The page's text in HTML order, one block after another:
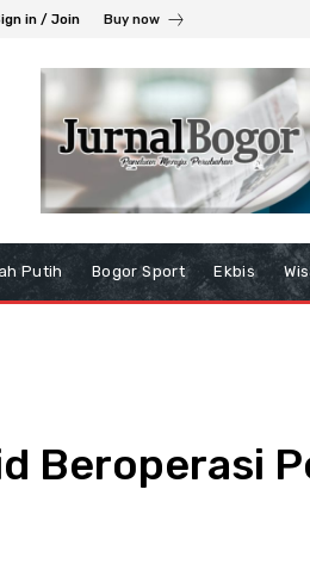
in / Join Buy now
Putih Bogor Sport Ekbis
Beroperasi